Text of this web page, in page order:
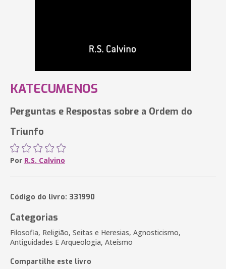
KATECUMENOS
Perguntas e Respostas sobre a Ordem do
Triunfo
Por R.S. Calvino
Código do livro: 331990
Categorias
Filosofia, Religião, Seitas e Heresias, Agnosticismo,
Antiguidades E Arqueologia, Ateísmo
Compartilhe este livro